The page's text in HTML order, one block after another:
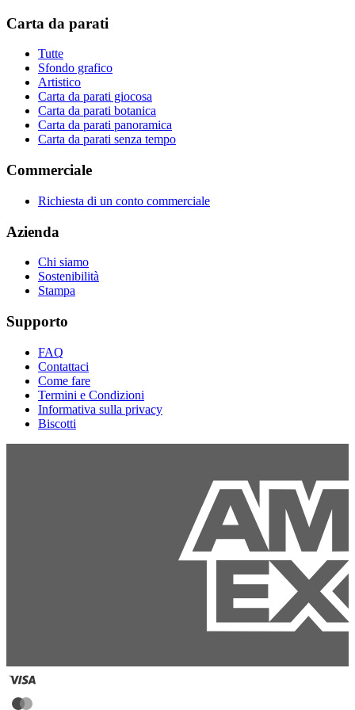
Carta da parati
Tutte
Sfondo grafico
Artistico
Carta da parati giocosa
Carta da parati botanica
Carta da parati panoramica
Carta da parati senza tempo
Commerciale
Richiesta di un conto commerciale
Azienda
Chi siamo
Sostenibilità
Stampa
Supporto
FAQ
Contattaci
Come fare
Termini e Condizioni
Informativa sulla privacy
Biscotti